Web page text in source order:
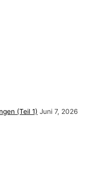
(Teil 1) Juni 7, 2026